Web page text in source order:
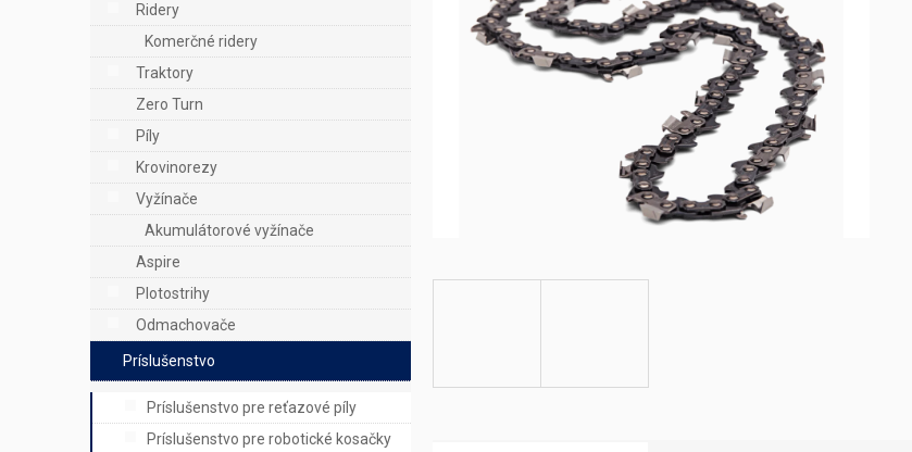
e
l
Ridery
Komerčné ridery
Traktory
Zero Turn
Píly
Krovinorezy
Vyžínače
Akumulátorové vyžínače
Aspire
Plotostrihy
Odmachovače
Príslušenstvo
Príslušenstvo pre reťazové píly
Príslušenstvo pre robotické kosačky